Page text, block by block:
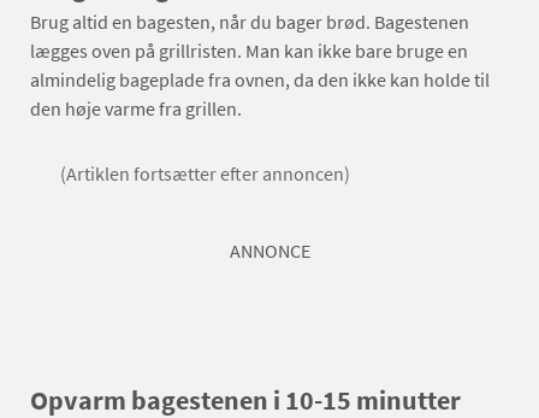
Brug altid en bagesten, når du bager brød. Bagestenen
lægges oven på grillristen. Man kan ikke bare bruge en
almindelig bageplade fra ovnen, da den ikke kan holde til
den høje varme fra grillen.
(Artiklen fortsætter efter annoncen)
ANNONCE
Opvarm bagestenen i 10-15 minutter